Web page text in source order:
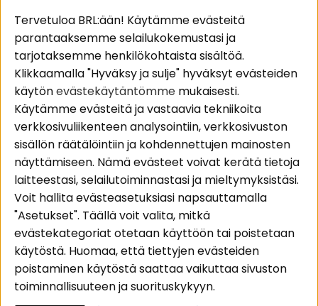
Suositut sivut
Pakettiratkaisut
Autostereot
Kaiuttimet
Päätevahvistimet
Lisätarvikkeet
Kaapelit
Asiakaspalvelu
Evästeet
Huolto- ja
takuutiedot
Ostoehdot
Palautus
Tietosuojapolitiikka
Alueet
Autohifi
Kotihifi
Uutuudet
Seuraa meitä
Instagram
Facebook
Youtube
Tiktok
Tervetuloa BRL:ään! Käytämme evästeitä
parantaaksemme selailukokemustasi ja
tarjotaksemme henkilökohtaista sisältöä.
Klikkaamalla "Hyväksy ja sulje" hyväksyt evästeiden
käytönevästekäytäntömme mukaisesti.
Käytämme evästeitä ja vastaavia tekniikoita
verkkosivuliikenteen analysointiin, verkkosivuston
sisällön räätälöintiin ja kohdennettujen mainosten
näyttämiseen. Nämä evästeet voivat kerätä tietoja
laitteestasi, selailutoiminnastasi ja mieltymyksistäsi.
Voit hallita evästeasetuksiasi napsauttamalla
"Asetukset". Täällä voit valita, mitkä
evästekategoriat otetaan käyttöön tai poistetaan
käytöstä. Huomaa, että tiettyjen evästeiden
poistaminen käytöstä saattaa vaikuttaa sivuston
toiminnallisuuteen ja suorituskykyyn.